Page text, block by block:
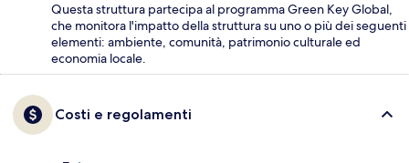
Questa struttura partecipa al programma Green Key Global,
che monitora l'impatto della struttura su uno o più dei seguenti
elementi: ambiente, comunità, patrimonio culturale ed
economia locale.
Costi e regolamenti